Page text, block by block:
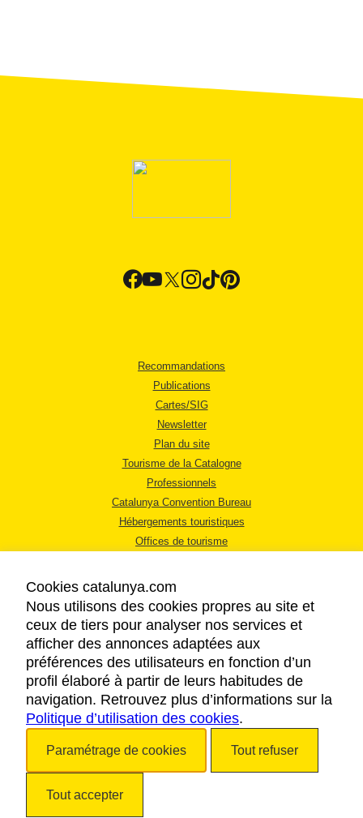
Recommandations
Publications
Cartes/SIG
Newsletter
Plan du site
Tourisme de la Catalogne
Professionnels
Catalunya Convention Bureau
Hébergements touristiques
Offices de tourisme
MENTIONS LÉGALES
RÈGLES DE CONFIDENTIALITÉ
COOKIES
ACCESSIBILITÉ
Cookies catalunya.com
Nous utilisons des cookies propres au site et
ceux de tiers pour analyser nos services et
afficher des annonces adaptées aux
préférences des utilisateurs en fonction d’un
profil élaboré à partir de leurs habitudes de
navigation. Retrouvez plus d’informations sur la
Politique d’utilisation des cookies.
Paramétrage de cookies Tout refuser
Tout accepter